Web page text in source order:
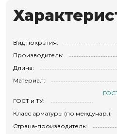
Вид покрытия:
Производитель:
Длина:
Материал:
ГОСТ и ТУ:
Класс арматуры (по междунар.):
Страна-производитель: